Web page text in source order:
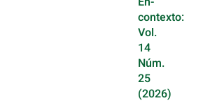
contexto:
Vol.
14
Núm.
25
(2026)